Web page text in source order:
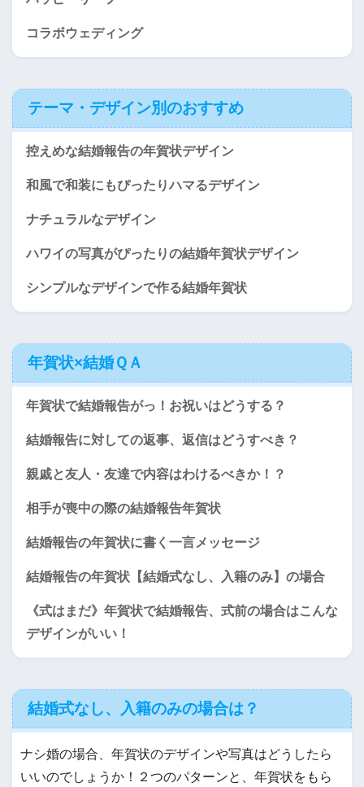
コラボウェディング
テーマ・デザイン別のおすすめ
控えめな結婚報告の年賀状デザイン
和風で和装にもぴったりハマるデザイン
ナチュラルなデザイン
ハワイの写真がぴったりの結婚年賀状デザイン
シンプルなデザインで作る結婚年賀状
年賀状×結婚ＱＡ
年賀状で結婚報告がっ！お祝いはどうする？
結婚報告に対しての返事、返信はどうすべき？
親戚と友人・友達で内容はわけるべきか！？
相手が喪中の際の結婚報告年賀状
結婚報告の年賀状に書く一言メッセージ
結婚報告の年賀状【結婚式なし、入籍のみ】の場合
《式はまだ》年賀状で結婚報告、式前の場合はこんな
デザインがいい！
結婚式なし、入籍のみの場合は？
ナシ婚の場合、年賀状のデザインや写真はどうしたら
いいのでしょうか！２つのパターンと、年賀状をもら